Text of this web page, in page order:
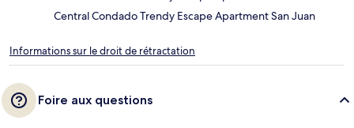
Central Condado Trendy Escape Apartment San Juan
Informations sur le droit de rétractation
Foire aux questions